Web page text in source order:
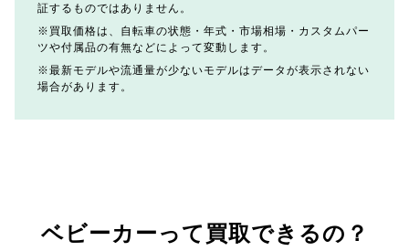
証するものではありません。
買取価格は、自転車の状態・年式・市場相場・カスタムパー
ツや付属品の有無などによって変動します。
最新モデルや流通量が少ないモデルはデータが表示されない
場合があります。
ベビーカーって買取できるの？